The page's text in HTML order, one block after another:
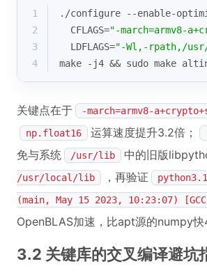
1
./configure --enable-
2
  CFLAGS=
"-march=armv8-
3
  LDFLAGS=
"-Wl,-rpath,/
4
make -j4 && sudo make
关键点在于 -march=armv8-
np.float16 运算速度提升3.2倍；
免与系统
/usr/lib 中的旧版
/usr/local/lib ，再验证
(main, May 15 2023, 10:23:07)
OpenBLAS加速，比apt源的numpy
3.2 关键库的交叉编译避坑